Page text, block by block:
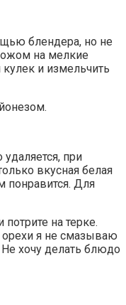
блендера, но не
на мелкие
и измельчить
при
вкусная белая
понравится. Для
на терке.
я не смазываю
хочу делать блюдо